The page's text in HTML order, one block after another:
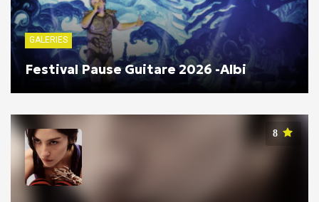
GALERIES
Festival Pause Guitare 2026 -Albi
8